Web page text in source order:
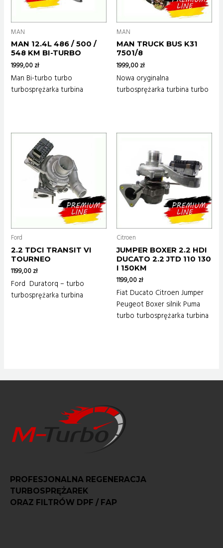
MAN
MAN 12.4L 486 / 500 /
548 KM BI-TURBO
1999,00zł
Man Bi-turbo turbo
turbosprężarka turbina
MAN
MAN TRUCK BUS K31
7501/8
1999,00zł
Nowa oryginalna
turbosprężarka turbina turbo
Ford
2.2 TDCI TRANSIT VI
TOURNEO
1199,00zł
Ford Duratorq – turbo
turbosprężarka turbina
Citroen
JUMPER BOXER 2.2 HDI
DUCATO 2.2 JTD 110 130
I 150KM
1199,00zł
Fiat Ducato Citroen Jumper
Peugeot Boxer silnik Puma
turbo turbosprężarka turbina
PROFESJONALNA REGENERACJA
TURBOSPRĘŻAREK
ORAZ FILTRÓW DPF / FAP